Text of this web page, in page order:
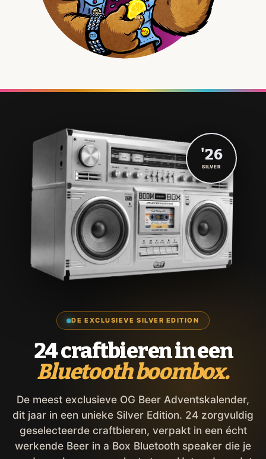
DE EXCLUSIEVE SILVER EDITION
24 craftbieren in een
Bluetooth boombox.
De meest exclusieve OG Beer Adventskalender,
dit jaar in een unieke Silver Edition. 24 zorgvuldig
geselecteerde craftbieren, verpakt in een écht
werkende Beer in a Box Bluetooth speaker die je
'26
SILVER